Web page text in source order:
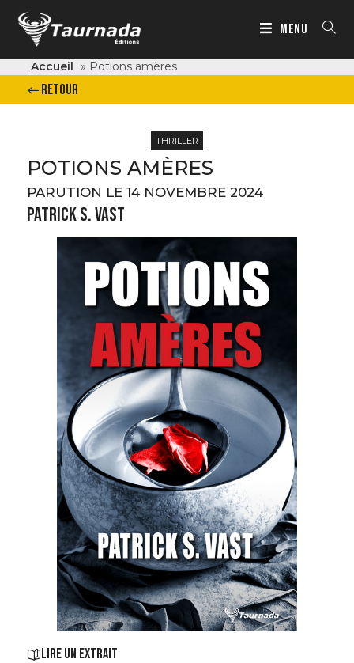
MENU
Accueil » Potions amères
RETOUR
THRILLER
POTIONS AMÈRES
PARUTION LE 14 NOVEMBRE 2024
PATRICK S. VAST
LIRE UN EXTRAIT